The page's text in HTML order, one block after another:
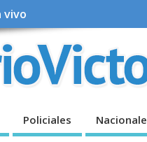
vivo
Policiales